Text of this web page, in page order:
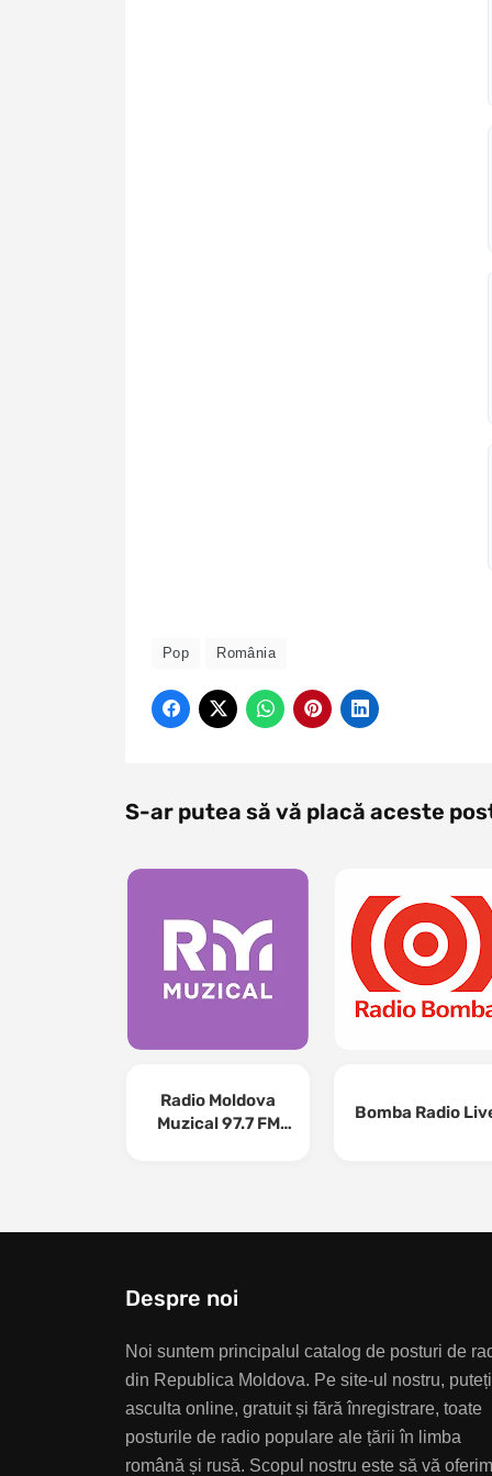
Pop România
S-ar putea să vă placă aceste
Radio Moldova
Muzical 97.7 FM
Bomba Radio
Despre noi
Noi suntem principalul catalog de posturi de
din Republica Moldova. Pe site-ul nostru, puteți
asculta online, gratuit și fără înregistrare, toate
posturile de radio populare ale țării în limba
română și rusă. Scopul nostru este să vă oferim